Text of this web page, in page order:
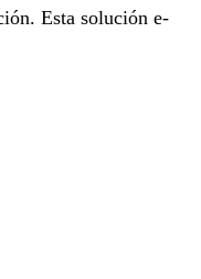
Esta solución e-